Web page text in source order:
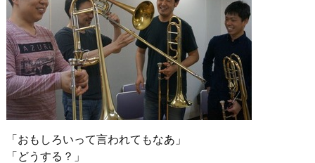
「おもしろいって言われてもなあ」
「どうする？」